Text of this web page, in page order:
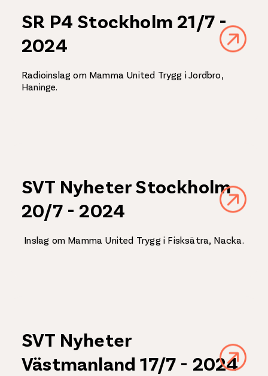
SR P4 Stockholm 21/7 -
2024
Radioinslag om Mamma United Trygg i Jordbro,
Haninge.
SVT Nyheter Stockholm
20/7 - 2024
Inslag om Mamma United Trygg i Fisksätra, Nacka.
SVT Nyheter
Västmanland 17/7 - 2024